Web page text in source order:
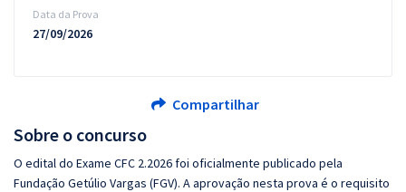
Sobre o concurso
O edital do Exame CFC 2.2026 foi oficialmente publicado pela
Fundação Getúlio Vargas (FGV). A aprovação nesta prova é o requisito
Data da Prova
27/09/2026
Compartilhar